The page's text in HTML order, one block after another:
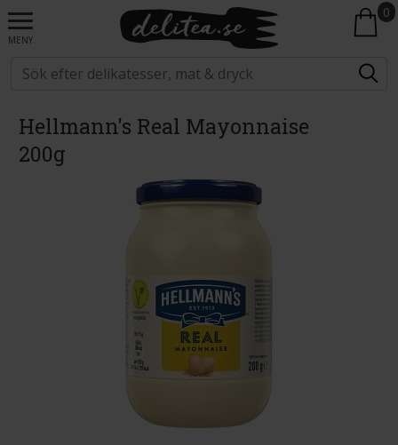
MENY
0
Hellmann's Real Mayonnaise
200g